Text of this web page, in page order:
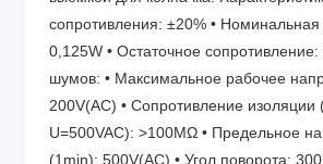
сопротивления: ±20% •
0,125W • Остаточное
шумов: • Максимальное рабочее
200V(AC) • Сопротивление изоляции
U=500VAC): >100MΩ • Предельное
(1min): 500V(AC) • Угол поворота: